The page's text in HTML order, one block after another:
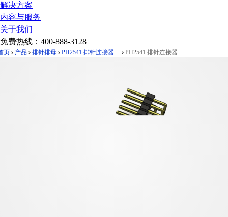
解决方案
内容与服务
关于我们
免费热线： 400-888-3128
页 产品 排针排母 PH2541 排针连接器 Pitch 2.54mm 90°双排 DIP 单塑排针 PC:3.0 PH2541 排针连接器 Pitch 2.54mm 90°双排 DIP 单塑排针 PC:3.0 2X25Pin 黑色 镀全金G/F